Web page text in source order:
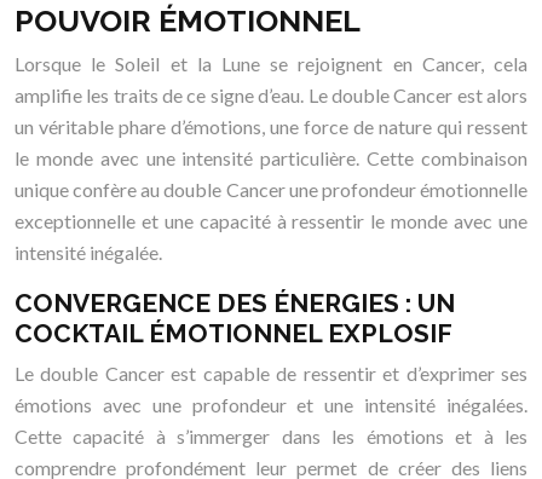
POUVOIR ÉMOTIONNEL
Lorsque le Soleil et la Lune se rejoignent en Cancer, cela
amplifie les traits de ce signe d’eau. Le double Cancer est alors
un véritable phare d’émotions, une force de nature qui ressent
le monde avec une intensité particulière. Cette combinaison
unique confère au double Cancer une profondeur émotionnelle
exceptionnelle et une capacité à ressentir le monde avec une
intensité inégalée.
CONVERGENCE DES ÉNERGIES : UN
COCKTAIL ÉMOTIONNEL EXPLOSIF
Le double Cancer est capable de ressentir et d’exprimer ses
émotions avec une profondeur et une intensité inégalées.
Cette capacité à s’immerger dans les émotions et à les
comprendre profondément leur permet de créer des liens